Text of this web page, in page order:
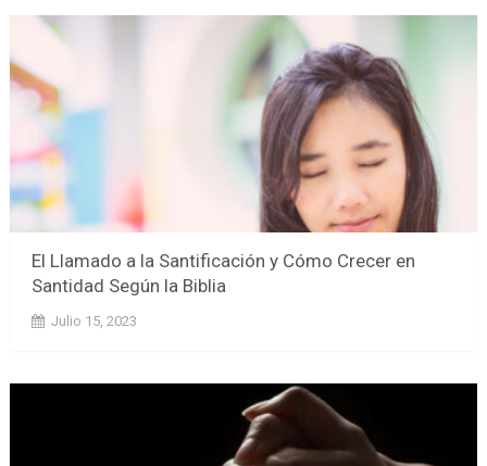
El Llamado a la Santificación y Cómo Crecer en
Santidad Según la Biblia
Julio 15, 2023